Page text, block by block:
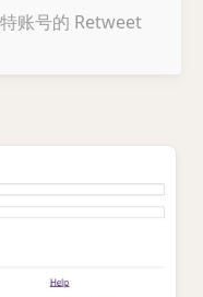
账号的 Retweet